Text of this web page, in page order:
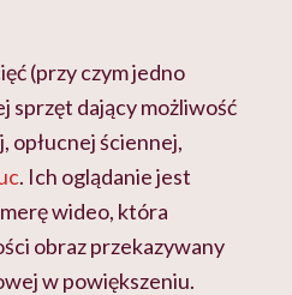
(przy czym jedno
sprzęt dający możliwość
opłucnej ściennej,
. Ich oglądanie jest
wideo, która
obraz przekazywany
w powiększeniu.